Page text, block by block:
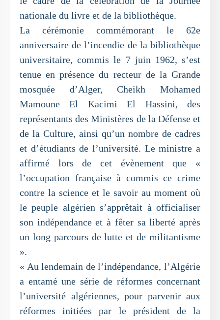
nationale du livre et de la bibliothèque.
La cérémonie commémorant le 62e
anniversaire de l’incendie de la bibliothèque
universitaire, commis le 7 juin 1962, s’est
tenue en présence du recteur de la Grande
mosquée d’Alger, Cheikh Mohamed
Mamoune El Kacimi El Hassini, des
représentants des Ministères de la Défense et
de la Culture, ainsi qu’un nombre de cadres
et d’étudiants de l’université. Le ministre a
affirmé lors de cet évènement que «
l’occupation française à commis ce crime
contre la science et le savoir au moment où
le peuple algérien s’apprêtait à officialiser
son indépendance et à fêter sa liberté après
un long parcours de lutte et de militantisme
».
« Au lendemain de l’indépendance, l’Algérie
a entamé une série de réformes concernant
l’université algériennes, pour parvenir aux
réformes initiées par le président de la